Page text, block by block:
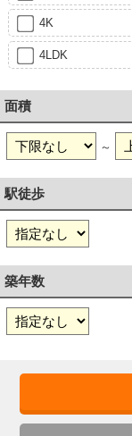
4K
4LDK
面積
～
駅徒歩
築年数